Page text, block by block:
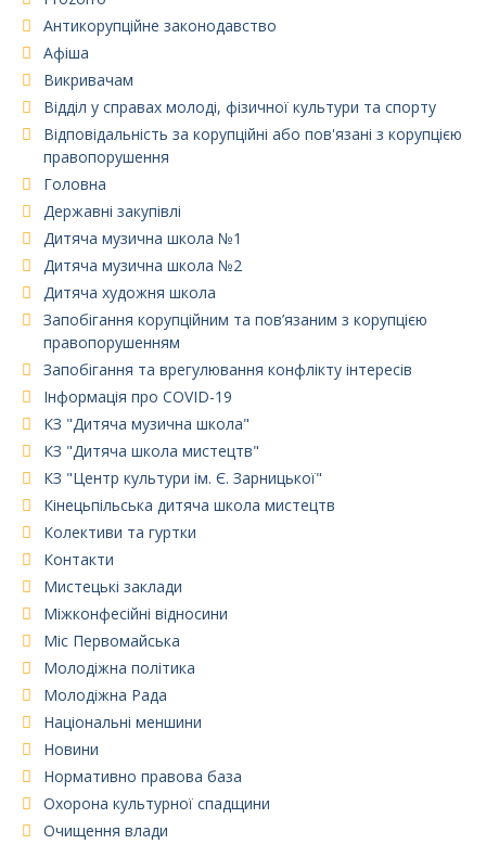
Антикорупційне законодавство
Афіша
Викривачам
Відділ у справах молоді, фізичної культури та спорту
Відповідальність за корупційні або пов'язані з корупцією
правопорушення
Головна
Державні закупівлі
Дитяча музична школа №1
Дитяча музична школа №2
Дитяча художня школа
Запобігання корупційним та пов’язаним з корупцією
правопорушенням
Запобігання та врегулювання конфлікту інтересів
Інформація про COVID-19
КЗ "Дитяча музична школа"
КЗ "Дитяча школа мистецтв"
КЗ "Центр культури ім. Є. Зарницької"
Кінецьпільська дитяча школа мистецтв
Колективи та гуртки
Контакти
Мистецькі заклади
Міжконфесійні відносини
Міс Первомайська
Молодіжна політика
Молодіжна Рада
Національні меншини
Новини
Нормативно правова база
Охорона культурної спадщини
Очищення влади